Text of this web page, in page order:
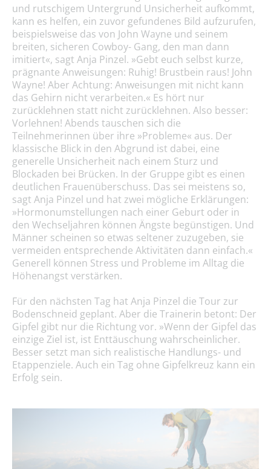
und rutschigem Untergrund Unsicherheit aufkommt,
kann es helfen, ein zuvor gefundenes Bild aufzurufen,
beispielsweise das von John Wayne und seinem
breiten, sicheren Cowboy- Gang, den man dann
imitiert«, sagt Anja Pinzel. »Gebt euch selbst kurze,
prägnante Anweisungen: Ruhig! Brustbein raus! John
Wayne! Aber Achtung: Anweisungen mit nicht kann
das Gehirn nicht verarbeiten.« Es hört nur
zurücklehnen statt nicht zurücklehnen. Also besser:
Vorlehnen! Abends tauschen sich die
Teilnehmerinnen über ihre »Probleme« aus. Der
klassische Blick in den Abgrund ist dabei, eine
generelle Unsicherheit nach einem Sturz und
Blockaden bei Brücken. In der Gruppe gibt es einen
deutlichen Frauenüberschuss. Das sei meistens so,
sagt Anja Pinzel und hat zwei mögliche Erklärungen:
»Hormonumstellungen nach einer Geburt oder in
den Wechseljahren können Ängste begünstigen. Und
Männer scheinen so etwas seltener zuzugeben, sie
vermeiden entsprechende Aktivitäten dann einfach.«
Generell können Stress und Probleme im Alltag die
Höhenangst verstärken.
Für den nächsten Tag hat Anja Pinzel die Tour zur
Bodenschneid geplant. Aber die Trainerin betont: Der
Gipfel gibt nur die Richtung vor. »Wenn der Gipfel das
einzige Ziel ist, ist Enttäuschung wahrscheinlicher.
Besser setzt man sich realistische Handlungs- und
Etappenziele. Auch ein Tag ohne Gipfelkreuz kann ein
Erfolg sein.